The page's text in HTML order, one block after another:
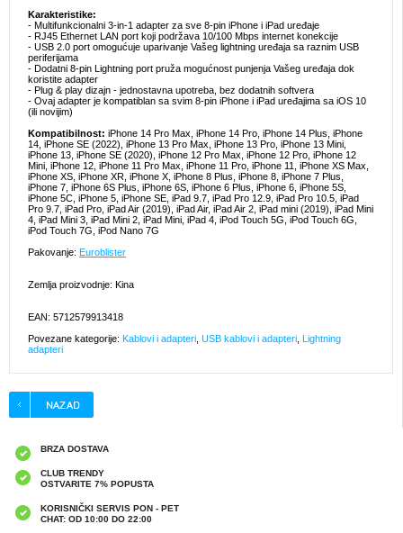
Karakteristike:
- Multifunkcionalni 3-in-1 adapter za sve 8-pin iPhone i iPad uređaje
- RJ45 Ethernet LAN port koji podržava 10/100 Mbps internet konekcije
- USB 2.0 port omogućuje uparivanje Vašeg lightning uređaja sa raznim USB
periferijama
- Dodatni 8-pin Lightning port pruža mogućnost punjenja Vašeg uređaja dok
koristite adapter
- Plug & play dizajn - jednostavna upotreba, bez dodatnih softvera
- Ovaj adapter je kompatiblan sa svim 8-pin iPhone i iPad uređajima sa iOS 10
(ili novijim)
Kompatibilnost: iPhone 14 Pro Max, iPhone 14 Pro, iPhone 14 Plus, iPhone
14, iPhone SE (2022), iPhone 13 Pro Max, iPhone 13 Pro, iPhone 13 Mini,
iPhone 13, iPhone SE (2020), iPhone 12 Pro Max, iPhone 12 Pro, iPhone 12
Mini, iPhone 12, iPhone 11 Pro Max, iPhone 11 Pro, iPhone 11, iPhone XS Max,
iPhone XS, iPhone XR, iPhone X, iPhone 8 Plus, iPhone 8, iPhone 7 Plus,
iPhone 7, iPhone 6S Plus, iPhone 6S, iPhone 6 Plus, iPhone 6, iPhone 5S,
iPhone 5C, iPhone 5, iPhone SE, iPad 9.7, iPad Pro 12.9, iPad Pro 10.5, iPad
Pro 9.7, iPad Pro, iPad Air (2019), iPad Air, iPad Air 2, iPad mini (2019), iPad Mini
4, iPad Mini 3, iPad Mini 2, iPad Mini, iPad 4, iPod Touch 5G, iPod Touch 6G,
iPod Touch 7G, iPod Nano 7G
Pakovanje: Euroblister
Zemlja proizvodnje: Kina
EAN: 5712579913418
Povezane kategorije: Kablovi i adapteri USB kablovi i adapteri
Lightning
adapteri
BRZA DOSTAVA
CLUB TRENDY
OSTVARITE 7% POPUSTA
KORISNIČKI SERVIS PON - PET
CHAT: OD 10:00 DO 22:00